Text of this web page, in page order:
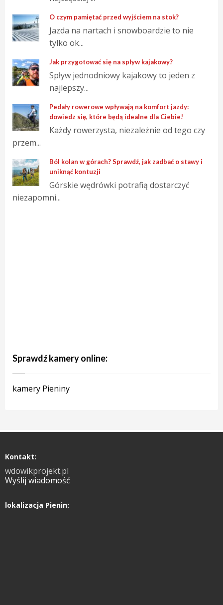
O czym pamiętać przed wyjściem na stok?
Jazda na nartach i snowboardzie to nie
tylko ok...
Jak przygotować się na spływ kajakowy?
Spływ jednodniowy kajakowy to jeden z
najlepszy...
Pedały rowerowe wpływają na komfort jazdy:
dowiedz się, które będą idealne dla Ciebie!
Każdy rowerzysta, niezależnie od tego czy
przem...
Ból kolan w górach? Sprawdź, jak zadbać o stawy i
uniknąć kontuzji
Górskie wędrówki potrafią dostarczyć
niezapomni...
Sprawdź kamery online:
kamery Pieniny
Kontakt:
wdowikprojekt.pl
Wyślij wiadomość
lokalizacja Pienin: